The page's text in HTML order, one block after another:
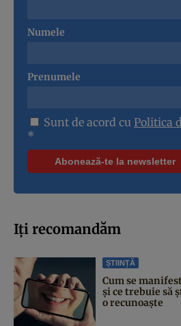
Numele
Prenumele
Sunt de acord cu Politica
*
Iți recomandăm
ȘTIINȚĂ
Cum se
și ce trebuie să
o recunoaște